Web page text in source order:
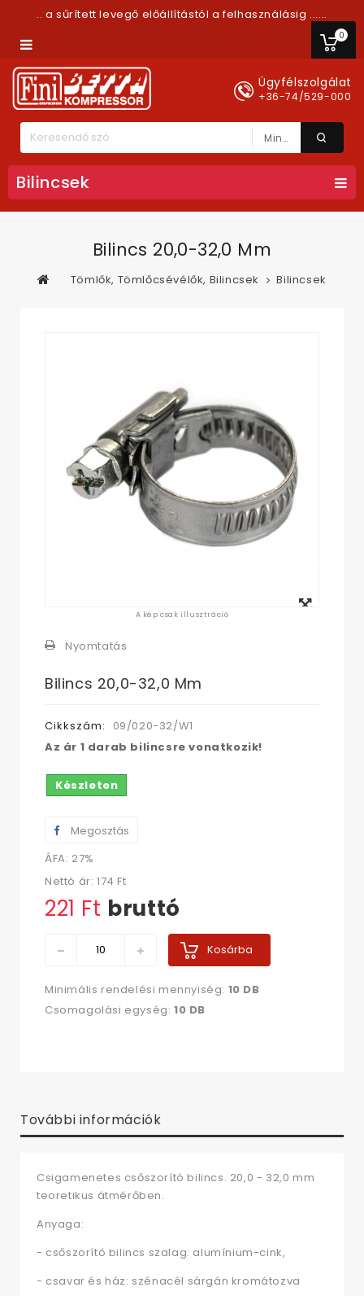
.. a sűrített levegő előállítástól a felhasználásig ......
0
Ügyfélszolgálat
+36-74/529-000
Minden Kategória
Bilincsek
Bilincs 20,0-32,0 Mm
Tömlők, Tömlőcsévélők, Bilincsek Bilincsek
A kép csak illusztráció
Nyomtatás
Bilincs 20,0-32,0 Mm
Cikkszám:
09/020-32/W1
Az ár 1 darab bilincsre vonatkozik!
Készleten
Megosztás
ÁFA: 27%
Nettó ár: 174 Ft‎
221 Ft‎ bruttó
Kosárba
Minimális rendelési mennyiség: 10 DB
Csomagolási egység: 10 DB
További információk
Csigamenetes csőszorító bilincs. 20,0 - 32,0 mm
teoretikus átmérőben.
Anyaga:
- csőszorító bilincs szalag: alumínium-cink,
- csavar és ház: szénacél sárgán kromátozva